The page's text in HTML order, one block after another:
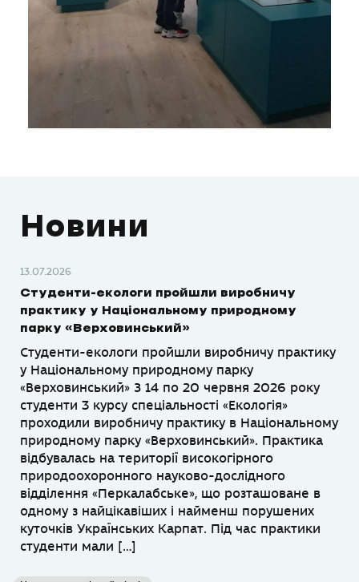
Новини
13.07.2026
Студенти-екологи пройшли виробничу
практику у Національному природному
парку «Верховинський»
Студенти-екологи пройшли виробничу практику
у Національному природному парку
«Верховинський» З 14 по 20 червня 2026 року
студенти 3 курсу спеціальності «Екологія»
проходили виробничу практику в Національному
природному парку «Верховинський». Практика
відбувалась на території високогірного
природоохоронного науково-дослідного
відділення «Перкалабське», що розташоване в
одному з найцікавіших і найменш порушених
куточків Українських Карпат. Під час практики
студенти мали […]